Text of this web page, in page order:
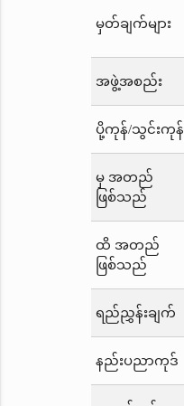
မှတ်ချက်များ
အဖွဲ့အစည်း
ပို့ကုန်/သွင်းကုန်
မှ အတည်
ဖြစ်သည်
ထိ အတည်
ဖြစ်သည်
ရည်ညွှန်းချက်
နည်းပညာကုဒ်